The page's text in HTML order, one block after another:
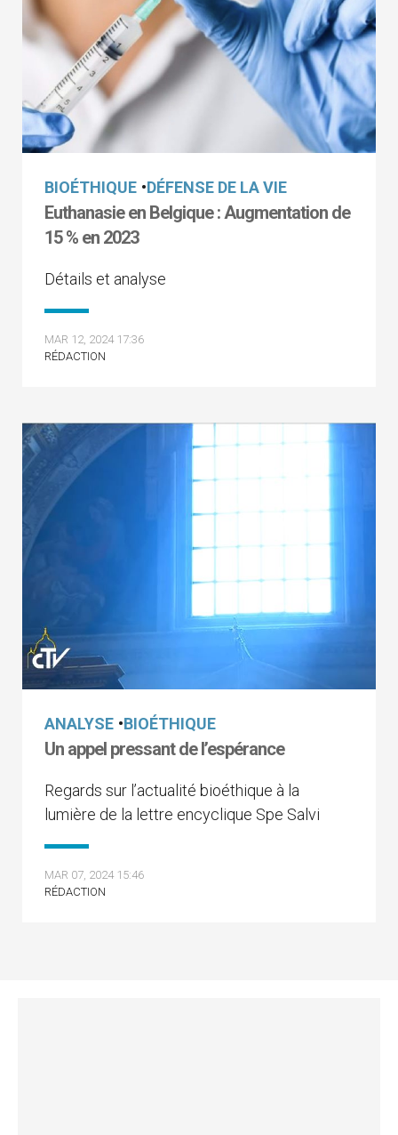
BIOÉTHIQUE •DÉFENSE DE LA VIE
Euthanasie en Belgique : Augmentation de
15 % en 2023
Détails et analyse
MAR 12, 2024 17:36
RÉDACTION
ANALYSE •BIOÉTHIQUE
Un appel pressant de l’espérance
Regards sur l’actualité bioéthique à la
lumière de la lettre encyclique Spe Salvi
MAR 07, 2024 15:46
RÉDACTION